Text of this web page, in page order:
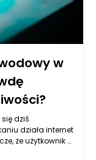
w
dziś
działa internet
że użytkownik w